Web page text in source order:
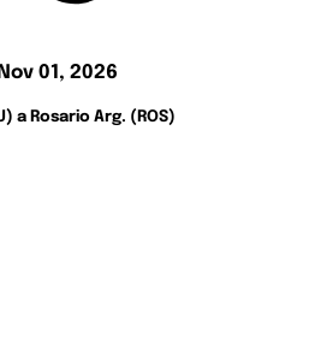
Nov 01, 2026
a Rosario Arg. (ROS)